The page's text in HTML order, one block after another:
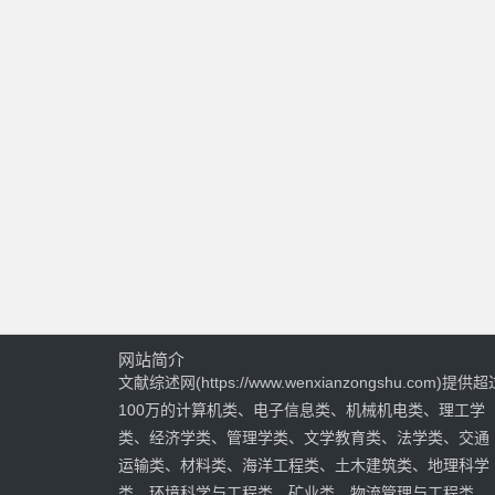
网站简介
文献综述网(https://www.wenxianzongshu.com)提供超
100万的计算机类、电子信息类、机械机电类、理工学
类、经济学类、管理学类、文学教育类、法学类、交通
运输类、材料类、海洋工程类、土木建筑类、地理科学